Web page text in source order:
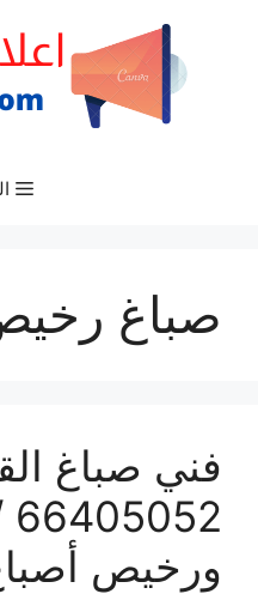
صباغ
فني صباغ
ورخيص